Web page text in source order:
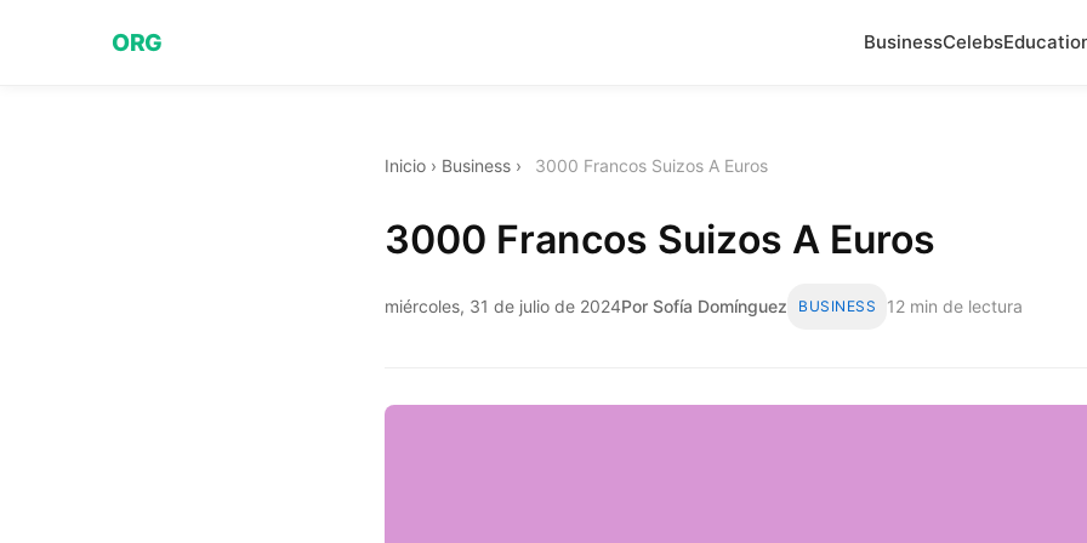
ORG BusinessCelebs
Inicio › Business › 3000 Francos Suizos A Euros
3000 Francos Suizos A Euros
miércoles, 31 de julio de 2024Por Sofía Domínguez BUSINESS 12 min de lectura